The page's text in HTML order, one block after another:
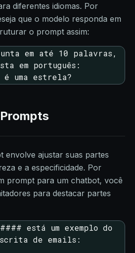
diferentes idiomas. Por
que o modelo responda em
o prompt assim:
em até 10 palavras,
em português:
é uma estrela?
envolve ajustar suas partes
e a especificidade. Por
prompt para um chatbot, você
para destacar partes
está um exemplo do
de emails: